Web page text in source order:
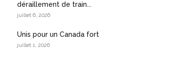
déraillement de train...
juillet 6, 2026
Unis pour un Canada fort
juillet 1, 2026